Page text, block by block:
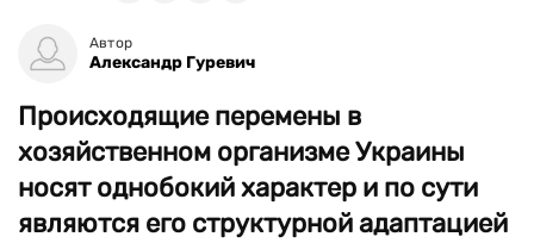
Автор
Александр Гуревич
Происходящие перемены в
хозяйственном организме Украины
носят однобокий характер и по сути
являются его структурной адаптацией